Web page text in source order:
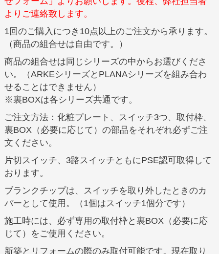
よりご連絡致します。
1回のご購入につき10点以上のご注文から承ります。
（商品の組合せは自由です。）
商品の組合せは同じシリーズの中からお選びくださ
い。（ARKEシリーズとPLANAシリーズを組み合わ
せることはできません）
※裏BOXは各シリーズ共通です。
ご注文方法：化粧プレート、スイッチ3つ、取付枠、
裏BOX（必要に応じて）の部品をそれぞれ必ずご注
文ください。
片切スイッチ、3路スイッチともにPSE認可取得して
おります。
ブランクチップは、スイッチを取り外したときのカ
バーとして使用。（1個はスイッチ1個分です）
施工時には、必ず専用の取付枠と裏BOX（必要に応
じて）をご使用ください。
新築とリフォームの際のみ取付可能です。現在取り